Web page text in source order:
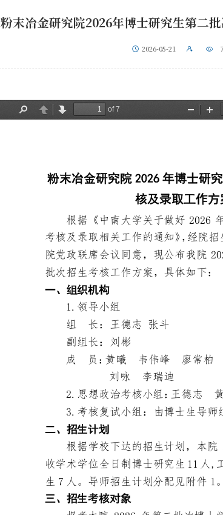
粉末冶金研究院2026年博士研究生第二
2026-05-21